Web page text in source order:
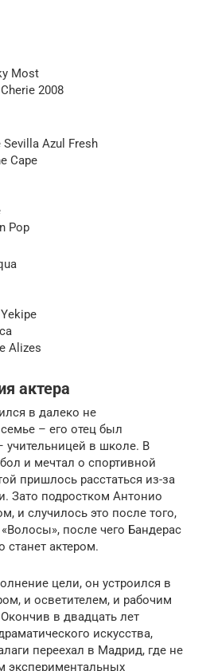
Most
2008
Azul Fresh
Cape
Pop
Alizes
актера
в далеко не
– его отец был
в школе. В
и мечтал о спортивной
пришлось расстаться из-за
Зато подростком Антонио
и случилось это после того,
после чего Бандерас
станет актером.
цели, он устроился в
и осветителем, и рабочим
в двадцать лет
искусства,
переехал в Мадрид, где не
экспериментальных